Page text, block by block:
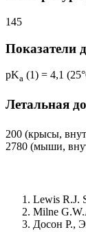
145
Показатели
pKa (1) = 4,1
Летальная
200 (крысы,
2780 (мыши,
Lewis R.J.
Milne
Досон Р.,